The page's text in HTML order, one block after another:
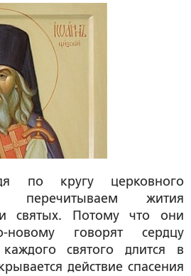
по кругу церковного
перечитываем жития
святых. Потому что они
говорят сердцу
святого длится в
действие спасения